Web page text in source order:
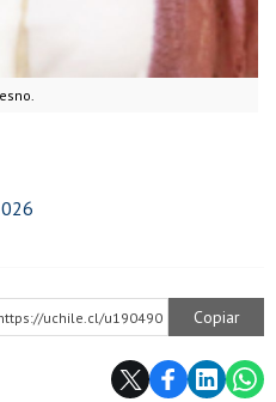
uchile.cl/u190490 Copiar